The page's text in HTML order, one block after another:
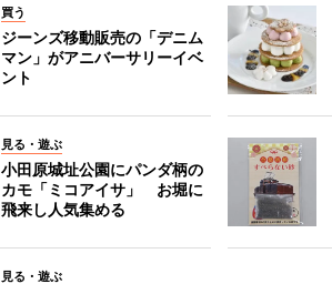
買う
ジーンズ移動販売の「デニム
マン」がアニバーサリーイベ
ント
見る・遊ぶ
小田原城址公園にパンダ柄の
カモ「ミコアイサ」 お堀に
飛来し人気集める
見る・遊ぶ